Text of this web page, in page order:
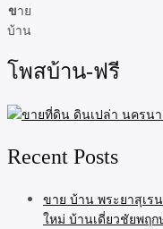
ขาย
บ้าน
โพสบ้าน-ฟรี
Recent Posts
ขาย บ้าน พระยาสุเร
ใหม่ บ้านเดี่ยวชัยพฤ